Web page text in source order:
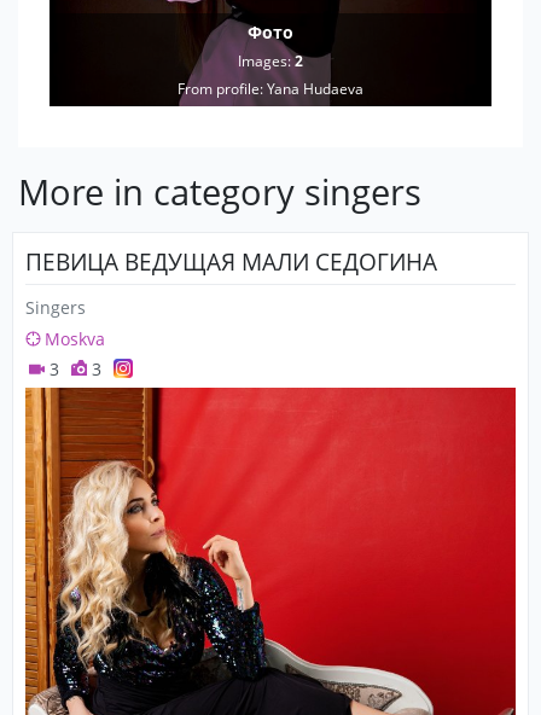
Фото
Images:2
From profile: Yana Hudaeva
More in category singers
ПЕВИЦА ВЕДУЩАЯ МАЛИ СЕДОГИНА
Singers
Moskva
3
3